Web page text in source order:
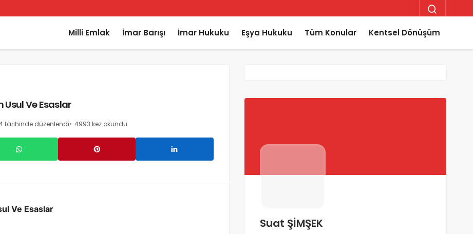
Milli Emlak İmar Barışı İmar Hukuku Eşya Hukuku Tüm Konular Kentsel Dönüşüm
Usul Ve Esaslar
tarihinde düzenlendi 4993 kez okundu
Ve Esaslar
Suat ŞİMŞEK